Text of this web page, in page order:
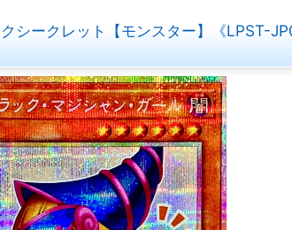
シークレット【モンスター】《LPST-